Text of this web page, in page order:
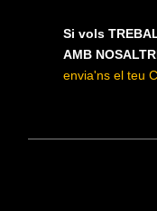
Si vols
AMB
envia'ns el teu